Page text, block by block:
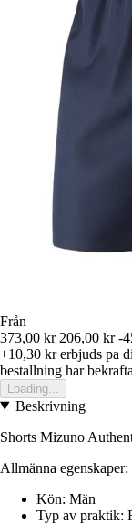
Från
373,00 kr 206,00 kr -
+10,30 krerbjuds pa
bestallning har
Loading...
Beskrivning
Shorts Mizuno
Allmänna egenskaper:
Kön: Män
Typ av praktik: